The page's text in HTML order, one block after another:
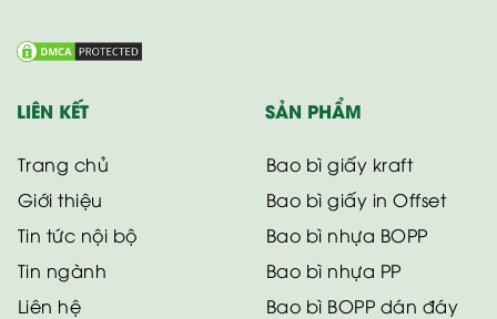
LIÊN KẾT
Trang chủ
Giới thiệu
Tin tức nội bộ
Tin ngành
Liên hệ
SẢN PHẨM
Bao bì giấy kraft
Bao bì giấy in Offset
Bao bì nhựa BOPP
Bao bì nhựa PP
Bao bì BOPP dán đáy